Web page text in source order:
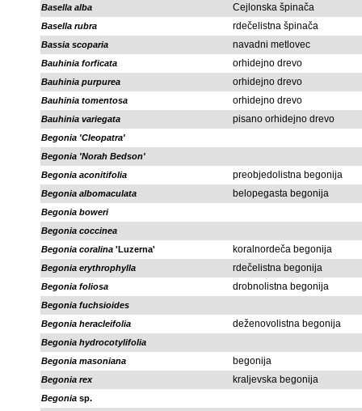
Basella alba Cejlonska špinača
Basella rubra rdečelistna špinača
Bassia scoparia navadni metlovec
Bauhinia forficata orhidejno drevo
Bauhinia purpurea orhidejno drevo
Bauhinia tomentosa orhidejno drevo
Bauhinia variegata pisano orhidejno drevo
Begonia 'Cleopatra'
Begonia 'Norah Bedson'
Begonia aconitifolia
preobjedolistna begonija
Begonia albomaculata belopegasta begonija
Begonia boweri
Begonia coccinea
Begonia coralina 'Luzerna' koralnordeča begonija
Begonia erythrophylla rdečelistna begonija
Begonia foliosa drobnolistna begonija
Begonia fuchsioides
Begonia heracleifolia
deženovolistna begonija
Begonia hydrocotylifolia
Begonia masoniana
begonija
Begonia rex kraljevska begonija
Begonia sp.